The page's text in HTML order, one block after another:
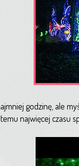
godzinę, ale
najwięcej czasu